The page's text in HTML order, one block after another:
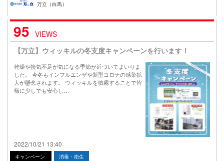
万立（白馬）
95 VIEWS
【万立】ウィッキルの冬支度キャンペーンを行います！
乾燥や換気不足が気になる季節が近づいてまいりま
した。 今冬もインフルエンザや新型コロナの感染拡
大が懸念されます。 ウィッキルを噴霧することで皆
様に少しでも安心し…
2022/10/21 13:40
キャンペーン 消毒・衛生